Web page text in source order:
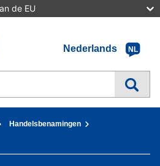
de EU
Nederlands
NL
Handelsbenamingen